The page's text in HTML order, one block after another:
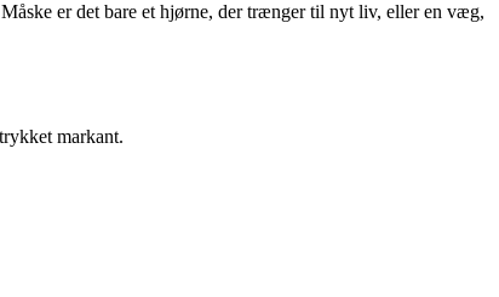
er det bare et hjørne, der trænger til nyt liv, eller en væg,
markant.